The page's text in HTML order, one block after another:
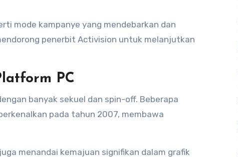
mode kampanye yang mendebarkan dan
penerbit Activision untuk melanjutkan
PC
banyak sekuel dan spin-off. Beberapa
pada tahun 2007, membawa
menandai kemajuan signifikan dalam grafik